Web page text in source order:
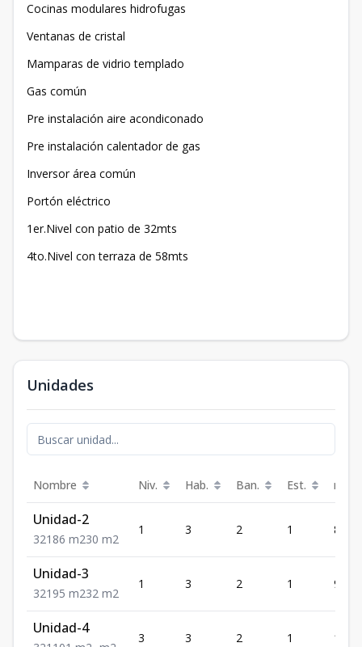
Cocinas modulares hidrofugas
Ventanas de cristal
Mamparas de vidrio templado
Gas común
Pre instalación aire acondiconado
Pre instalación calentador de gas
Inversor área común
Portón eléctrico
1er.Nivel con patio de 32mts
4to.Nivel con terraza de 58mts
Unidades
Nombre Niv. Hab. Ban. Est. m²
Unidad-2
321 86 m230 m2
1 3 2 1 86
Unidad-3
321 95 m232 m2
1 3 2 1 95
Unidad-4
3 3 2 1 101